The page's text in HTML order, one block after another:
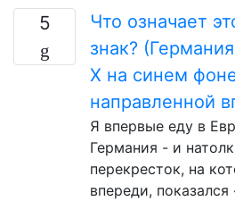
5
Что означает
знак?
Х на синем
направленной
Я впервые еду в
Германия - и
перекресток, на
впереди,